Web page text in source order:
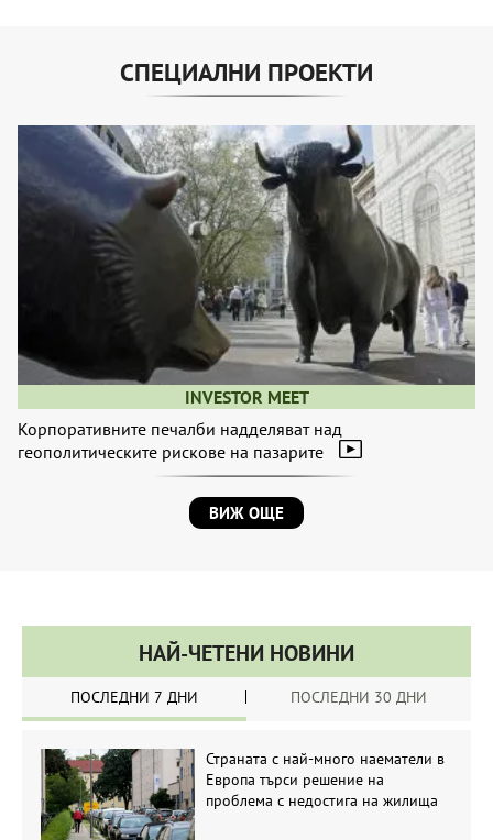
СПЕЦИАЛНИ ПРОЕКТИ
INVESTOR MEET
Корпоративните печалби надделяват над
геополитическите рискове на пазарите
ВИЖ ОЩЕ
НАЙ-ЧЕТЕНИ НОВИНИ
ПОСЛЕДНИ 7 ДНИ ПОСЛЕДНИ 30 ДНИ
Страната с най-много наематели в
Европа търси решение на
проблема с недостига на жилища